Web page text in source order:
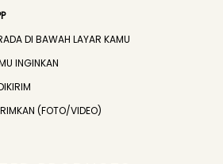
DI BAWAH LAYAR KAMU
INGINKAN
(FOTO/VIDEO)